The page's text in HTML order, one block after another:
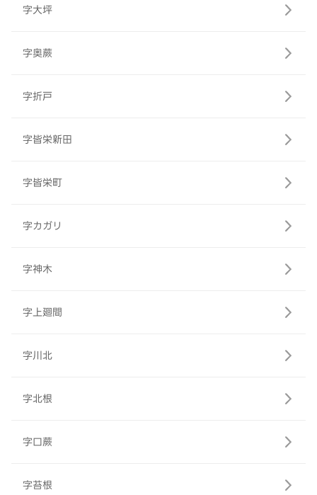
字大坪
字奥蕨
字折戸
字皆栄新田
字皆栄町
字カガリ
字神木
字上廻間
字川北
字北根
字口蕨
字苔根